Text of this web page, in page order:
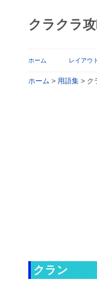
クラクラ
ホーム レイアウ
ホーム > 用語集 > ク
クラン